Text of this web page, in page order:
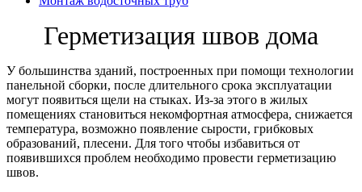
Герметизация швов дома
У большинства зданий, построенных при помощи технологии
панельной сборки, после длительного срока эксплуатации
могут появиться щели на стыках. Из-за этого в жилых
помещениях становиться некомфортная атмосфера, снижается
температура, возможно появление сырости, грибковых
образований, плесени. Для того чтобы избавиться от
появившихся проблем необходимо провести герметизацию
швов.